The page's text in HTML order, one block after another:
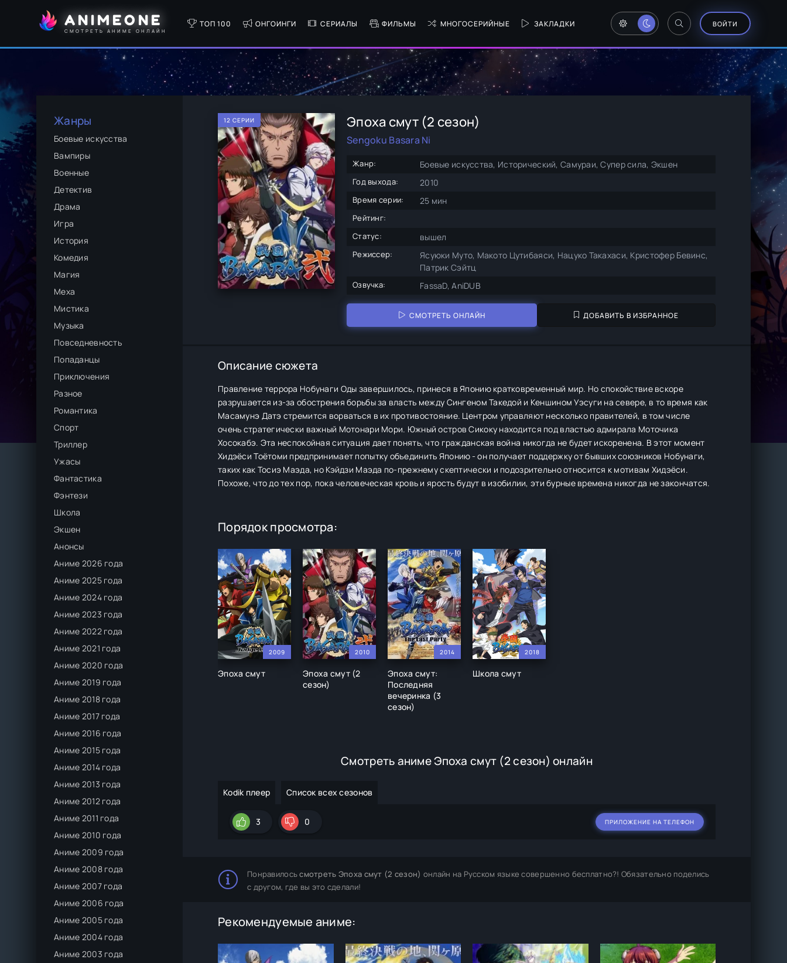
ANIMEONE
СМОТРЕТЬ АНИМЕ ОНЛАЙН
ТОП 100 ОНГОИНГИ СЕРИАЛЫ ФИЛЬМЫ МНОГОСЕРИЙНЫЕ ЗАКЛАДКИ ВОЙТИ
Жанры
Боевые искусства
Вампиры
Военные
Детектив
Драма
Игра
История
Комедия
Магия
Меха
Мистика
Музыка
Повседневность
Попаданцы
Приключения
Разное
Романтика
Спорт
Триллер
Ужасы
Фантастика
Фэнтези
Школа
Экшен
Анонсы
Аниме 2026 года
Аниме 2025 года
Аниме 2024 года
Аниме 2023 года
Аниме 2022 года
Аниме 2021 года
Аниме 2020 года
Аниме 2019 года
Аниме 2018 года
Аниме 2017 года
Аниме 2016 года
Аниме 2015 года
Аниме 2014 года
Аниме 2013 года
Аниме 2012 года
Аниме 2011 года
Аниме 2010 года
Аниме 2009 года
Аниме 2008 года
Аниме 2007 года
Аниме 2006 года
Аниме 2005 года
Аниме 2004 года
Аниме 2003 года
12 СЕРИИ Эпоха смут (2 сезон)
Sengoku Basara Ni
Жанр: Боевые искусства, Исторический, Самураи, Супер сила, Экшен
Год выхода: 2010
Время серии: 25 мин
Рейтинг:
Статус:
вышел
Режиссер:
Ясуюки Муто, Макото Цутибаяси, Нацуко Такахаси, Кристофер Бевинс,
Патрик Сэйтц
Озвучка: FassaD, AniDUB
СМОТРЕТЬ ОНЛАЙН ДОБАВИТЬ В ИЗБРАННОЕ
Описание сюжета
Правление террора Нобунаги Оды завершилось, принеся в Японию кратковременный мир. Но спокойствие вскоре
разрушается из-за обострения борьбы за власть между Сингеном Такедой и Кеншином Уэсуги на севере, в то время как
Масамунэ Датэ стремится ворваться в их противостояние. Центром управляют несколько правителей, в том числе
очень стратегически важный Мотонари Мори. Южный остров Сикоку находится под властью адмирала Моточика
Хосокабэ. Эта неспокойная ситуация дает понять, что гражданская война никогда не будет искоренена. В этот момент
Хидэёси Тоётоми предпринимает попытку объединить Японию - он получает поддержку от бывших союзников Нобунаги,
таких как Тосиэ Маэда, но Кэйдзи Маэда по-прежнему скептически и подозрительно относится к мотивам Хидэёси.
Похоже, что до тех пор, пока человеческая кровь и ярость будут в изобилии, эти бурные времена никогда не закончатся.
Порядок просмотра:
2009
Эпоха смут
2010
Эпоха смут (2
сезон)
2014
Эпоха смут:
Последняя
вечеринка (3
сезон)
2018
Школа смут
Смотреть аниме Эпоха смут (2 сезон) онлайн
Kodik плеер Список всех сезонов
3 0 ПРИЛОЖЕНИЕ НА ТЕЛЕФОН
Понравилосьсмотреть Эпоха смут (2 сезон) онлайн на Русском языке совершенно бесплатно?! Обязательно поделись
с другом, где вы это сделали!
Рекомендуемые аниме: